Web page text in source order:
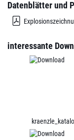
Datenblätter und
interessante